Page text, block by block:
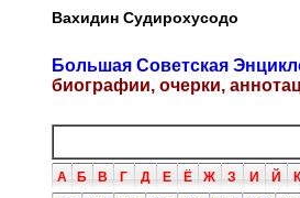
Вахидин Судирохусодо
Большая Советская
биографии, очерки,
А Б В Г Д Е Ё Ж З И Й К